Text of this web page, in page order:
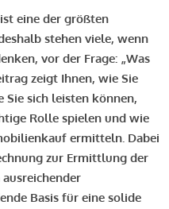
eine der größten
stehen viele, wenn
vor der Frage: „Was
zeigt Ihnen, wie Sie
sich leisten können,
Rolle spielen und wie
ermitteln. Dabei
zur Ermittlung der
Basis für eine solide